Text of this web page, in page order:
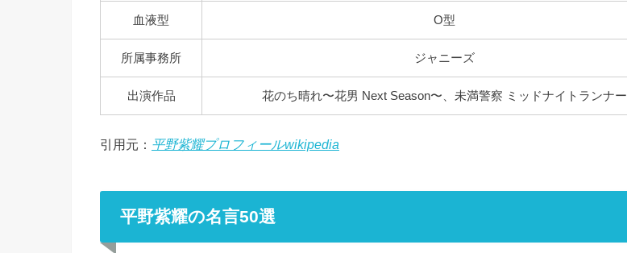
血液型 O型
所属事務所 ジャニーズ
出演作品 花のち晴れ〜花男 Next Season〜、未満警察 ミッドナイトランナー
引用元： 平野紫耀プロフィールwikipedia
平野紫耀の名言50選